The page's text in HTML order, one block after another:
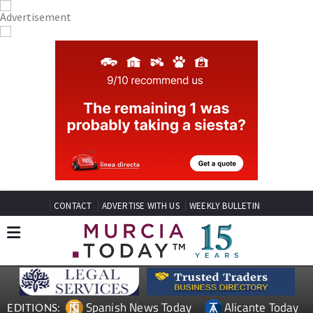
CONTACT ADVERTISE WITH US WEEKLY BULLETIN
EDITIONS: Spanish News Today Alicante Today